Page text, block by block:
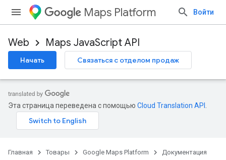
Maps Platform Войти
Web Maps JavaScript API
Начать Связаться с отделом продаж
Эта страница переведена с помощью Cloud Translation API
Главная Товары Google Maps Platform
Документация